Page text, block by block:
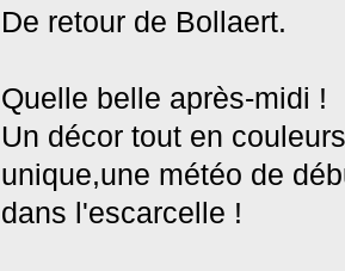
De retour de Bollaert.
Quelle belle après-midi !
Un décor tout en
unique,une météo de
dans l'escarcelle !